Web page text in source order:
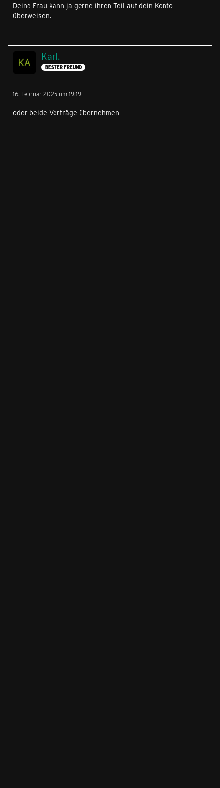
Deine Frau kann ja gerne ihren Teil auf dein Konto
überweisen.
Karl.
BESTER FREUND
16. Februar 2025 um 19:19
oder beide Verträge übernehmen